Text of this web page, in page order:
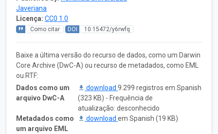
Javeriana
Licença: CC0 1.0
Como citar DOI 10.15472/y6rwfq
Baixe a última versão do recurso de dados, como um Darwin
Core Archive (DwC-A) ou recurso de metadados, como EML
ou RTF:
Dados como um
arquivo DwC-A
download 9.299 registros em Spanish
(323 KB) - Frequência de
atualização: desconhecido
Metadados como
um arquivo EML
download em Spanish (19 KB)